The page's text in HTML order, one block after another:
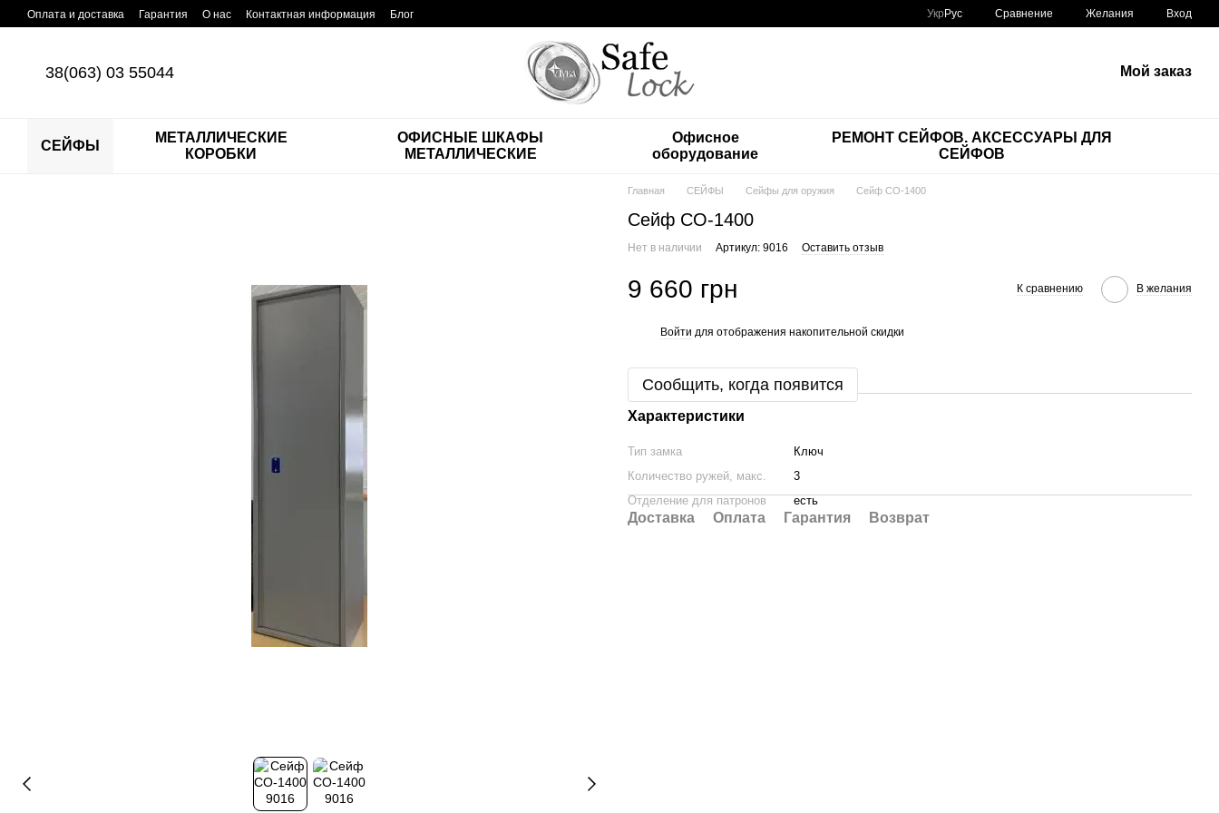
Перейти к основному контенту
Оплата и доставка Гарантия О нас Контактная информация Блог Укр Рус Сравнение Желания Вход
38(063) 03 55044 Мой заказ
СЕЙФЫ
МЕТАЛЛИЧЕСКИЕ
КОРОБКИ
ОФИСНЫЕ ШКАФЫ
МЕТАЛЛИЧЕСКИЕ
Офисное
оборудование
РЕМОНТ СЕЙФОВ. АКСЕССУАРЫ ДЛЯ
СЕЙФОВ
Главная СЕЙФЫ Сейфы для оружия Сейф СО-1400
Сейф СО-1400
Нет в наличии Артикул: 9016 Оставить отзыв
9 660 грн К сравнению В желания
Войти для отображения накопительной скидки
Сообщить, когда появится
Характеристики
Тип замка
Ключ
Количество ружей, макс.
3
Отделение для патронов
есть
Доставка Оплата Гарантия Возврат